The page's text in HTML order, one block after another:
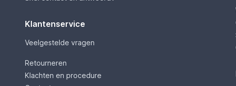
Klantenservice
Veelgestelde vragen
Retourneren
Klachten en procedure